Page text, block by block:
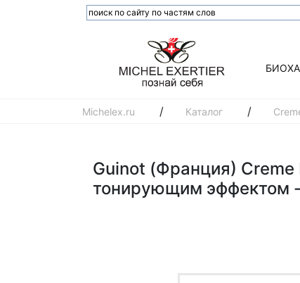
Michelex.ru / Каталог /
Guinot (Франция)
тонирующим эффектом -